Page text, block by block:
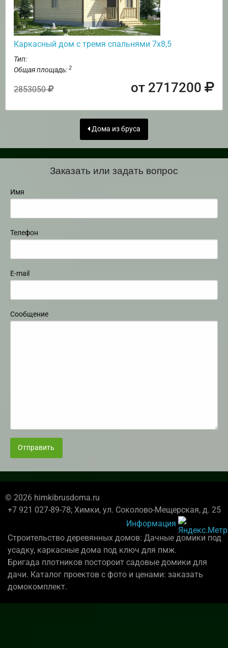
Каркасный дом с тремя спальнями 7х8,5
Тип:
Общая площадь: 2
2853050 от 2717200
Дома из бруса
Заказать или задать вопрос
Имя
Телефон
E-mail
Сообщение
Отправить
© 2026 himkibrusdoma.ru
+7 921 027-89-78; Химки, ул. Соколово-Мещерская, д. 25
Информация
Строительство деревянных домов: Дачные домики под
усадку, каркасные дома под ключ для пмж.
Бригада плотников постороит садовые домики для
дачи. Каталог проектов с фото и ценами: заказать
домокомплект.